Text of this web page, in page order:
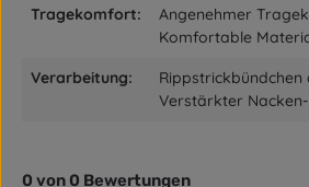
Tragekomfort:
Angenehmer
Komfortable
Verarbeitung:
Rippstrickbündchen
Verstärkter
0 von 0 Bewertungen